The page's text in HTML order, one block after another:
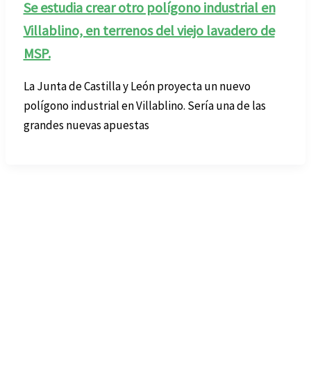
Se estudia crear otro polígono industrial en
Villablino, en terrenos del viejo lavadero de
MSP.
La Junta de Castilla y León proyecta un nuevo
polígono industrial en Villablino. Sería una de las
grandes nuevas apuestas